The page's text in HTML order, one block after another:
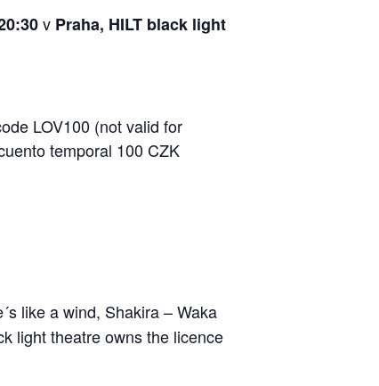
v Praha, HILT black light
LOV100 (not valid for
temporal 100 CZK
like a wind, Shakira – Waka
light theatre owns the licence